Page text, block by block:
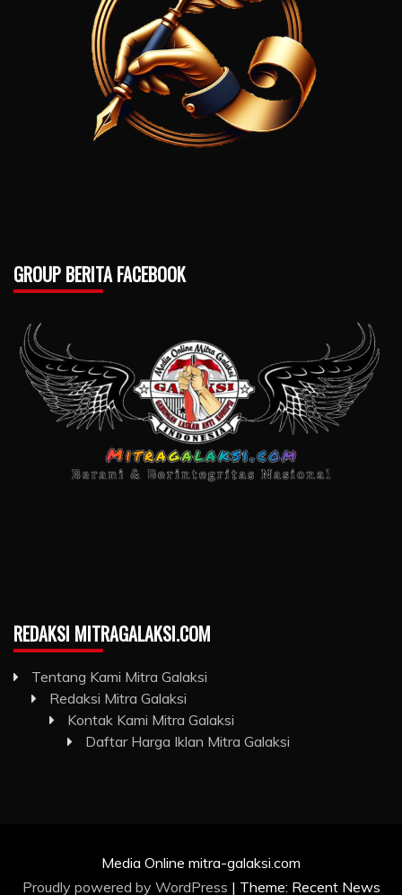
GROUP BERITA FACEBOOK
REDAKSI MITRAGALAKSI.COM
Tentang Kami Mitra Galaksi
Redaksi Mitra Galaksi
Kontak Kami Mitra Galaksi
Daftar Harga Iklan Mitra Galaksi
Media Online mitra-galaksi.com
Proudly powered by WordPress | Theme: Recent News